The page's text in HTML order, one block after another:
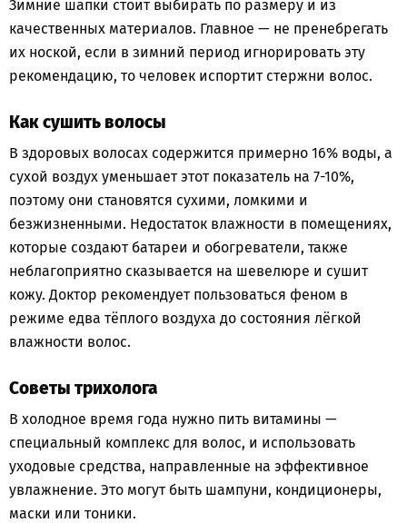
Зимние шапки стоит выбирать по размеру и из
качественных материалов. Главное — не пренебрегать
их ноской, если в зимний период игнорировать эту
рекомендацию, то человек испортит стержни волос.
Как сушить волосы
В здоровых волосах содержится примерно 16% воды, а
сухой воздух уменьшает этот показатель на 7-10%,
поэтому они становятся сухими, ломкими и
безжизненными. Недостаток влажности в помещениях,
которые создают батареи и обогреватели, также
неблагоприятно сказывается на шевелюре и сушит
кожу. Доктор рекомендует пользоваться феном в
режиме едва тёплого воздуха до состояния лёгкой
влажности волос.
Советы трихолога
В холодное время года нужно пить витамины —
специальный комплекс для волос, и использовать
уходовые средства, направленные на эффективное
увлажнение. Это могут быть шампуни, кондиционеры,
маски или тоники.